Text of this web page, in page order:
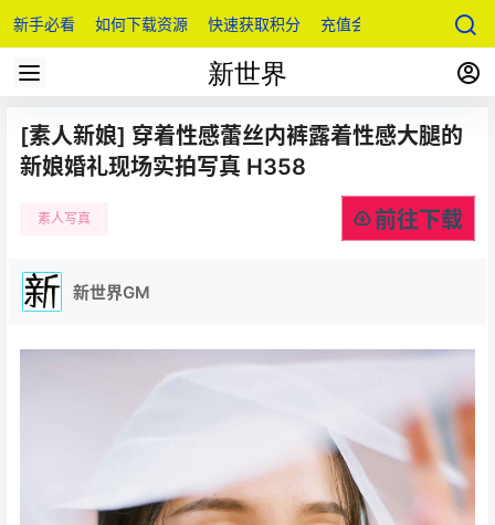
新手必看 如何下载资源 快速获取积分 充值会员
[素人新娘] 穿着性感蕾丝内裤露着性感大腿的
新娘婚礼现场实拍写真 H358
素人写真 前往下载
新世界GM